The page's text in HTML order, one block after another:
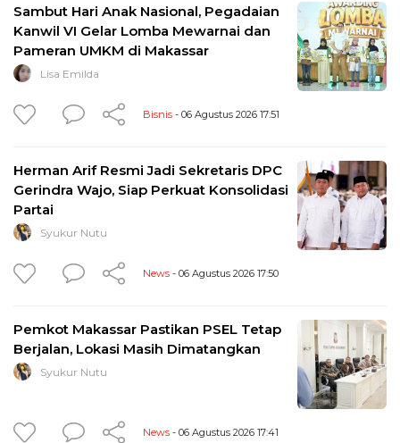
Sambut Hari Anak Nasional, Pegadaian
Kanwil VI Gelar Lomba Mewarnai dan
Pameran UMKM di Makassar
Lisa Emilda
Bisnis - 06 Agustus 2026 17:51
Herman Arif Resmi Jadi Sekretaris DPC
Gerindra Wajo, Siap Perkuat Konsolidasi
Partai
Syukur Nutu
News - 06 Agustus 2026 17:50
Pemkot Makassar Pastikan PSEL Tetap
Berjalan, Lokasi Masih Dimatangkan
Syukur Nutu
News - 06 Agustus 2026 17:41